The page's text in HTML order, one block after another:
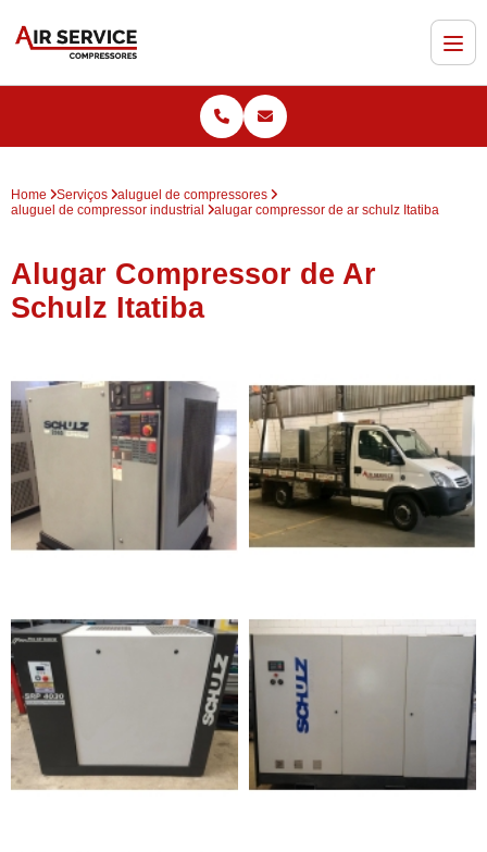
Home Serviços
aluguel de compressores
aluguel de compressor industrial
alugar compressor de ar schulz Itatiba
Alugar Compressor de Ar
Schulz Itatiba